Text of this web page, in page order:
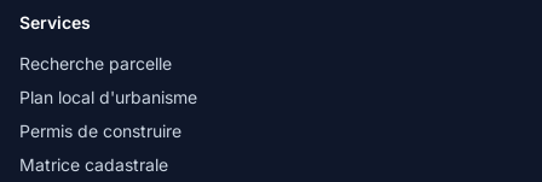
Services
Recherche parcelle
Plan local d'urbanisme
Permis de construire
Matrice cadastrale